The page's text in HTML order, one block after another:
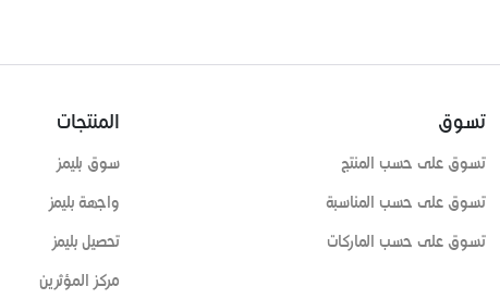
تسوق
تسوق على حسب المنتج
تسوق على حسب المناسبة
تسوق على حسب الماركات
المنتجات
سوق بليمز
واجهة بليمز
تحصيل بليمز
مركز المؤثرين